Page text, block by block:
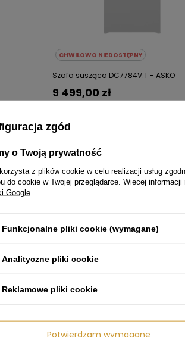
CHWILOWO NIEDOSTĘPNY
Szafa susząca DC7784V.T - ASKO
9 499,00 zł
Oszczędzasz
zgód
o Twoją prywatność
z plików cookie w celu realizacji usług
do cookie w Twojej przeglądarce. Więcej
Google
Funkcjonalne pliki cookie (wymagane)
Analityczne pliki cookie
Reklamowe pliki cookie
Potwierdzam wymagane